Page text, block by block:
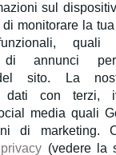
sul
monitorare la
di annunci
del sito. La
dati con terzi,
media quali
di marketing.
(vedere la